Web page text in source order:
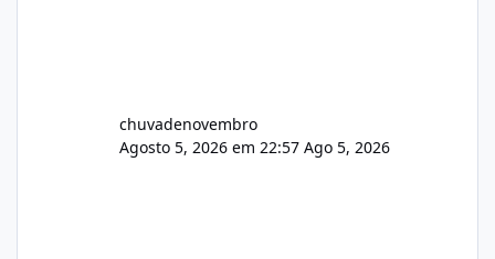
chuvadenovembro
Agosto 5, 2026 em 22:57 Ago 5, 2026